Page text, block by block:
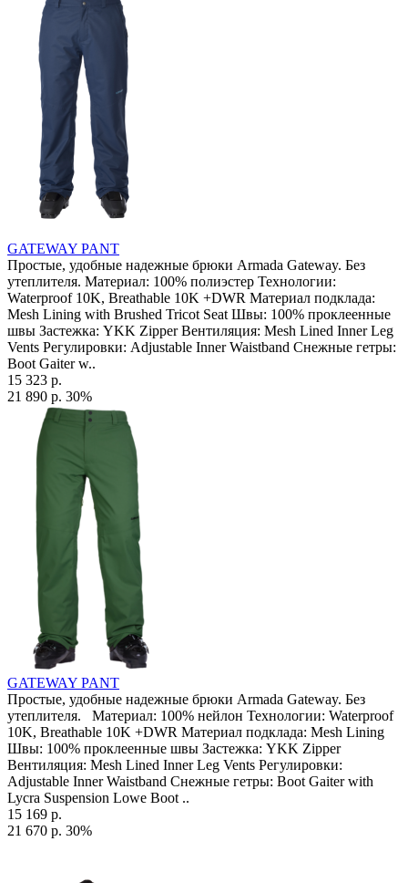
GATEWAY PANT
Простые, удобные надежные брюки Armada Gateway. Без
утеплителя. Материал: 100% полиэстер Технологии:
Waterproof 10K, Breathable 10K +DWR Материал подклада:
Mesh Lining with Brushed Tricot Seat Швы: 100% проклеенные
швы Застежка: YKK Zipper Вентиляция: Mesh Lined Inner Leg
Vents Регулировки: Adjustable Inner Waistband Снежные гетры:
Boot Gaiter w..
15 323 р.
21 890 р. 30%
GATEWAY PANT
Простые, удобные надежные брюки Armada Gateway. Без
утеплителя. Материал: 100% нейлон Технологии: Waterproof
10K, Breathable 10K +DWR Материал подклада: Mesh Lining
Швы: 100% проклеенные швы Застежка: YKK Zipper
Вентиляция: Mesh Lined Inner Leg Vents Регулировки:
Adjustable Inner Waistband Снежные гетры: Boot Gaiter with
Lycra Suspension Lowe Boot ..
15 169 р.
21 670 р. 30%